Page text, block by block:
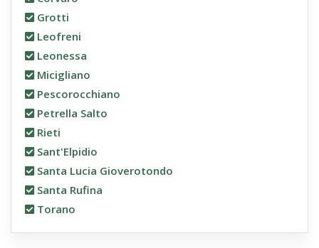
Grotti
Leofreni
Leonessa
Micigliano
Pescorocchiano
Petrella Salto
Rieti
Sant'Elpidio
Santa Lucia Gioverotondo
Santa Rufina
Torano